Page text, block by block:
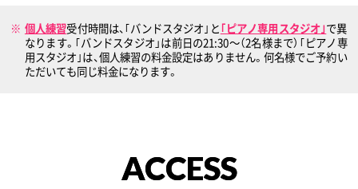
個人練習受付時間は、｢バンドスタジオ｣と ｢ピアノ専用スタジオ｣で異
なります。｢バンドスタジオ」は前日の21:30〜（2名様まで）｢ピアノ専
用スタジオ｣は、個人練習の料金設定はありません。何名様でご予約い
ただいても同じ料金になります。
ACCESS